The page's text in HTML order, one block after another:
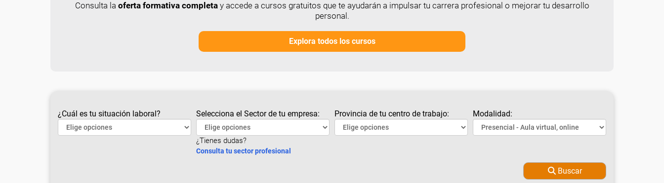
Consulta la oferta formativa completay accede a cursos gratuitos que te ayudarán a impulsar tu carrera profesional o mejorar tu desarrollo
personal.
Explora todos los cursos
¿Cuál es tu situación laboral? Selecciona el Sector de tu empresa:
¿Tienes dudas?
Consulta tu sector profesional
Provincia de tu centro de trabajo: Modalidad:
Buscar